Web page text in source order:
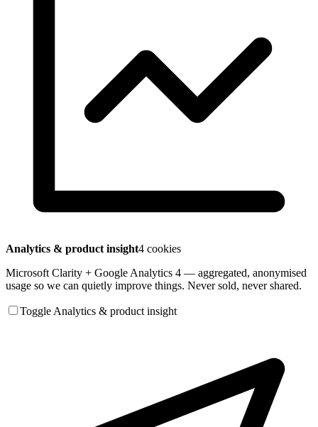
Analytics & product insight4 cookies
Microsoft Clarity + Google Analytics 4 — aggregated, anonymised
usage so we can quietly improve things. Never sold, never shared.
Toggle Analytics & product insight